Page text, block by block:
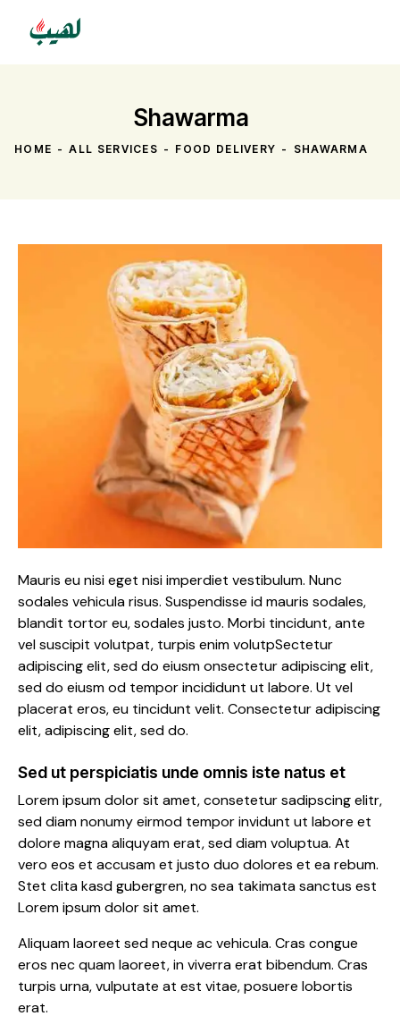
Shawarma
HOME ALL SERVICES FOOD DELIVERY SHAWARMA
Mauris eu nisi eget nisi imperdiet vestibulum. Nunc
sodales vehicula risus. Suspendisse id mauris sodales,
blandit tortor eu, sodales justo. Morbi tincidunt, ante
vel suscipit volutpat, turpis enim volutpSectetur
adipiscing elit, sed do eiusm onsectetur adipiscing elit,
sed do eiusm od tempor incididunt ut labore. Ut vel
placerat eros, eu tincidunt velit. Consectetur adipiscing
elit, adipiscing elit, sed do.
Sed ut perspiciatis unde omnis iste natus et
Lorem ipsum dolor sit amet, consetetur sadipscing elitr,
sed diam nonumy eirmod tempor invidunt ut labore et
dolore magna aliquyam erat, sed diam voluptua. At
vero eos et accusam et justo duo dolores et ea rebum.
Stet clita kasd gubergren, no sea takimata sanctus est
Lorem ipsum dolor sit amet.
Aliquam laoreet sed neque ac vehicula. Cras congue
eros nec quam laoreet, in viverra erat bibendum. Cras
turpis urna, vulputate at est vitae, posuere lobortis
erat.